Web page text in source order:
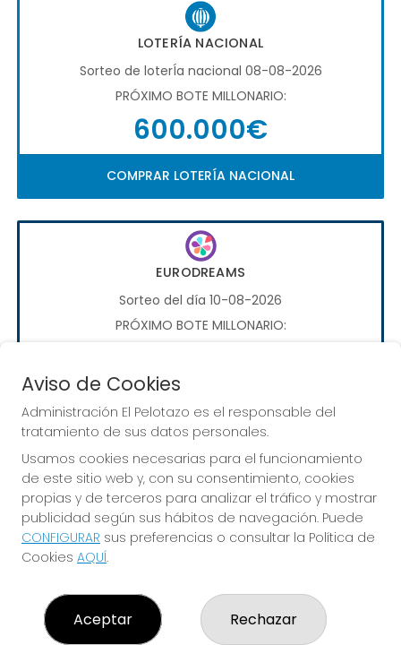
LOTERÍA NACIONAL
Sorteo de loterÍa nacional 08-08-2026
PRÓXIMO BOTE MILLONARIO:
600.000€
COMPRAR LOTERÍA NACIONAL
EURODREAMS
Sorteo del día 10-08-2026
PRÓXIMO BOTE MILLONARIO:
JUGAR EURODREAMS
Imagen anterior
ADMINISTRACIÓN EL PELOTAZO
¿Quiénes somos?
Aviso de Cookies
Administración El Pelotazo es el responsable del
tratamiento de sus datos personales.
Usamos cookies necesarias para el funcionamiento
de este sitio web y, con su consentimiento, cookies
propias y de terceros para analizar el tráfico y mostrar
publicidad según sus hábitos de navegación. Puede
CONFIGURAR sus preferencias o consultar la Política de
Cookies AQUÍ.
Aceptar Rechazar